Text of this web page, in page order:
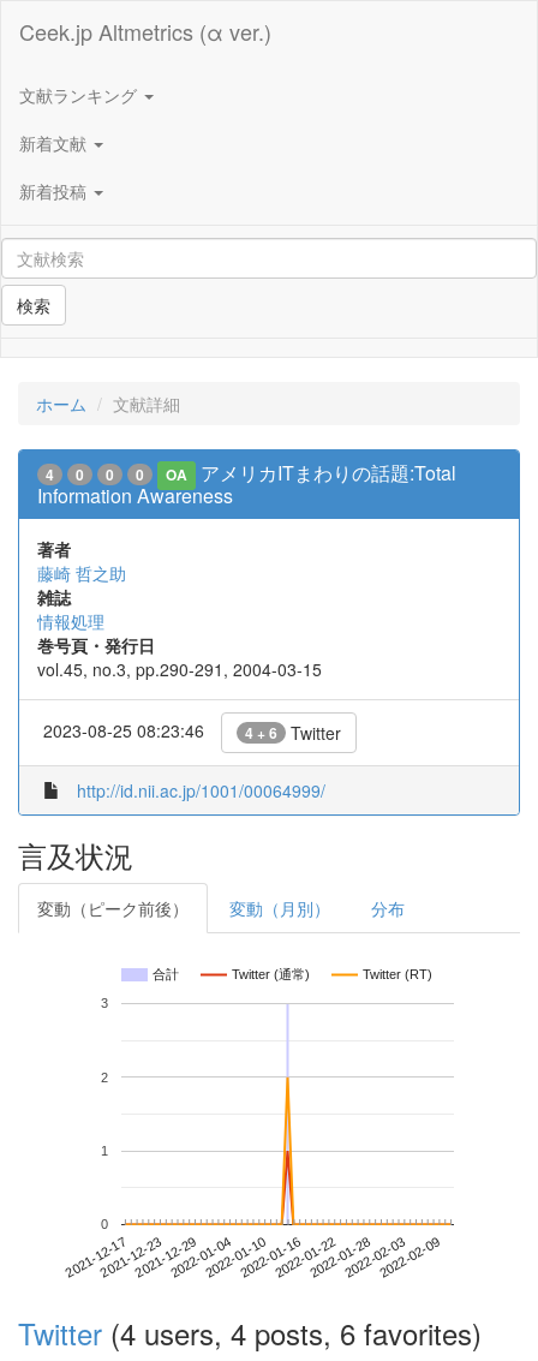
Ceek.jp Altmetrics (α ver.)
文献ランキング
新着文献
新着投稿
検索
ホーム 文献詳細
4 0 0 0 OA
アメリカITまわりの話題:Total
Information Awareness
著者
藤崎 哲之助
雑誌
情報処理
巻号頁・発行日
vol.45, no.3, pp.290-291, 2004-03-15
2023-08-25 08:23:46 4 + 6 Twitter
http://id.nii.ac.jp/1001/00064999/
言及状況
変動（ピーク前後） 変動（月別） 分布
合計 Twitter (通常) Twitter (RT)
2021-12-172021-12-232021-12-292022-01-042022-01-102022-01-162022-01-222022-01-282022-02-032022-02-09
0
1
2
3
Twitter (4 users, 4 posts, 6 favorites)